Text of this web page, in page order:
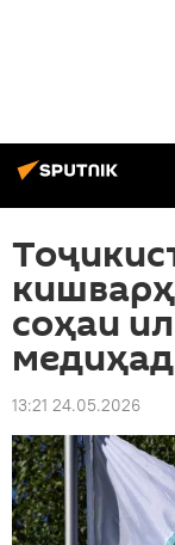
соҳаи
медиҳад
13:21 24.05.2026